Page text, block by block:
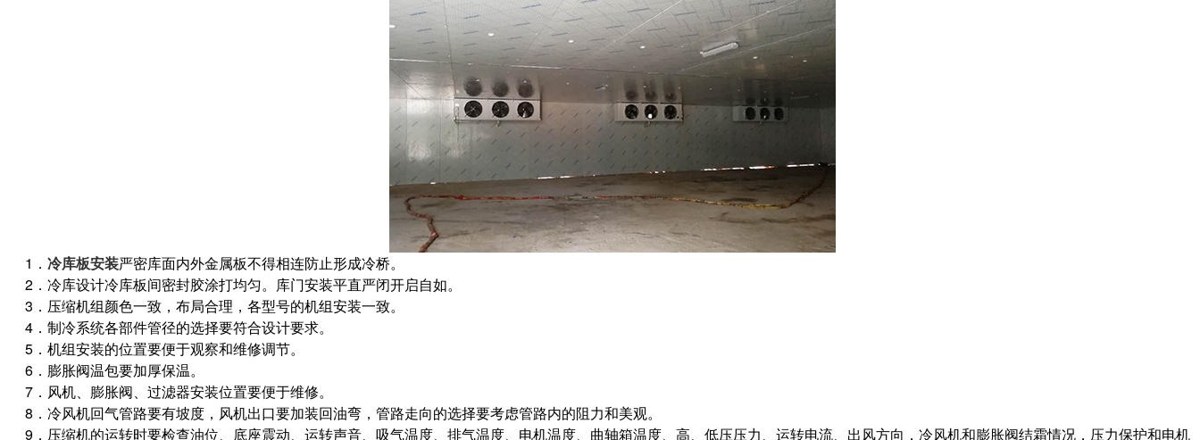
1． 冷库板安装严密库面内外金属板不得相连防止形成冷桥。
2．冷库设计冷库板间密封胶涂打均匀。库门安装平直严闭开启自如。
3．压缩机组颜色一致，布局合理，各型号的机组安装一致。
4．制冷系统各部件管径的选择要符合设计要求。
5．机组安装的位置要便于观察和维修调节。
6．膨胀阀温包要加厚保温。
7．风机、膨胀阀、过滤器安装位置要便于维修。
8．冷风机回气管路要有坡度，风机出口要加装回油弯，管路走向的选择要考虑管路内的阻力和美观。
9．压缩机的运转时要检查油位、底座震动、运转声音、吸气温度、排气温度、电机温度、曲轴箱温度、高、低压压力、运转电流、出风方向，冷风机和膨胀阀结霜情况，压力保护和电机